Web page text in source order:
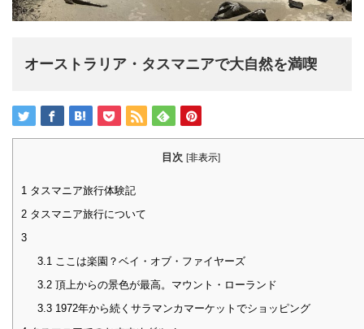
オーストラリア・タスマニアで大自然を満喫
目次 [非表示]
1 タスマニア旅行体験記
2 タスマニア旅行について
3
3.1
ここは楽園？ベイ・オブ・ファイヤーズ
3.2頂上からの景色が最高。マウント・ローランド
3.31972年から続くサラマンカマーケットでショッピング